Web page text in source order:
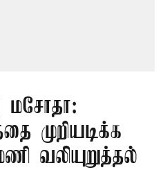
மசோதா:
முறியடிக்க
வலியுறுத்தல்